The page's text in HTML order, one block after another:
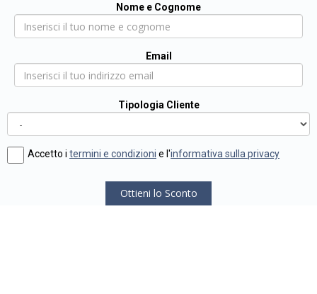
Nome e Cognome
Email
Tipologia Cliente
Accetto i termini e condizioni e l'informativa sulla privacy
Ottieni lo Sconto